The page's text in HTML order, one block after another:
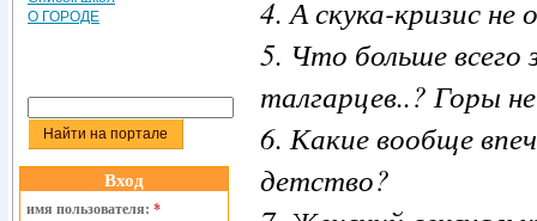
4. А скука-кризис не
5. Что больше
талгарцев..? Горы
6. Какие вообще
детство?
О ГОРОДЕ
Вход
имя пользователя: *